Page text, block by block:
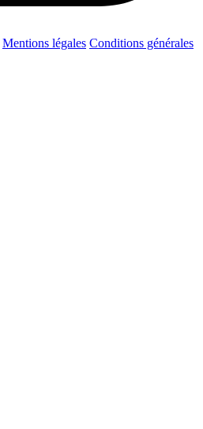
Mentions légales Conditions générales